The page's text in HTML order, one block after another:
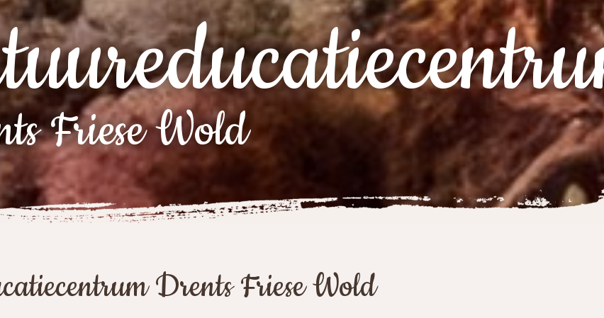
Friese Wold
Drents Friese Wold